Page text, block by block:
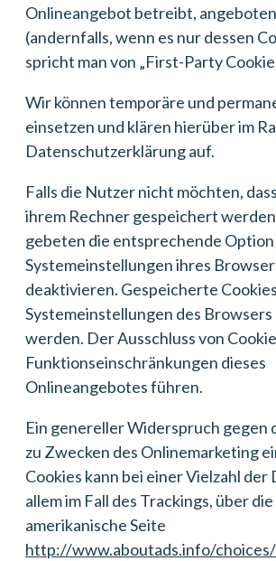
Onlineangebot betreibt,
(andernfalls, wenn es nur dessen
spricht man von „First-Party
Wir können temporäre und
einsetzen und klären hierüber im
Datenschutzerklärung auf.
Falls die Nutzer nicht möchten,
ihrem Rechner gespeichert
gebeten die entsprechende Option
Systemeinstellungen ihres
deaktivieren. Gespeicherte
Systemeinstellungen des
werden. Der Ausschluss von
Funktionseinschränkungen dieses
Onlineangebotes führen.
Ein genereller Widerspruch gegen
zu Zwecken des Onlinemarketing
Cookies kann bei einer Vielzahl der
allem im Fall des Trackings, über die
amerikanische Seite
http://www.aboutads.info/choices/